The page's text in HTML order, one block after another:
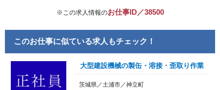
※この求人情報のお仕事ID／38500
このお仕事に似ている求人もチェック！
大型建設機械の製缶・溶接・歪取り作業
茨城県／土浦市／神立町